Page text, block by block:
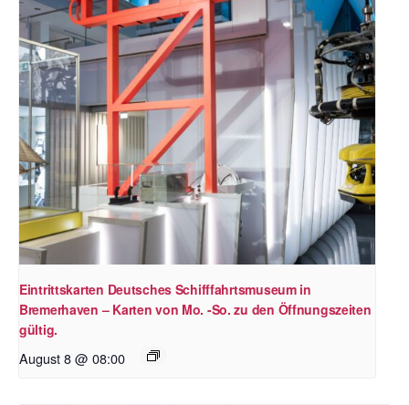
Eintrittskarten Deutsches Schifffahrtsmuseum in
Bremerhaven – Karten von Mo. -So. zu den Öffnungszeiten
gültig.
August 8 @ 08:00